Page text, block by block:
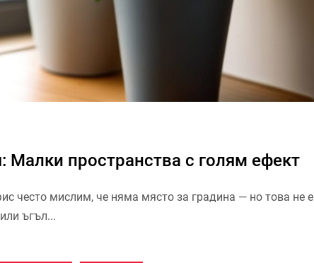
пространства с голям ефект
често мислим, че няма място за градина — но това не е
ъгъл...